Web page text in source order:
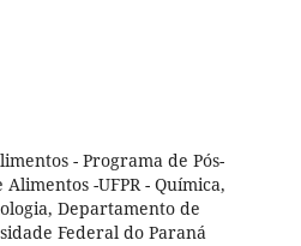
- Programa de Pós-
-UFPR - Química,
Departamento de
Federal do Paraná